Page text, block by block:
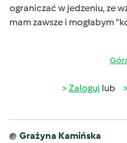
ograniczać w jedzeniu, ze
mam zawsze i mogłabym
Zaloguj lub
Grażyna Kamińska